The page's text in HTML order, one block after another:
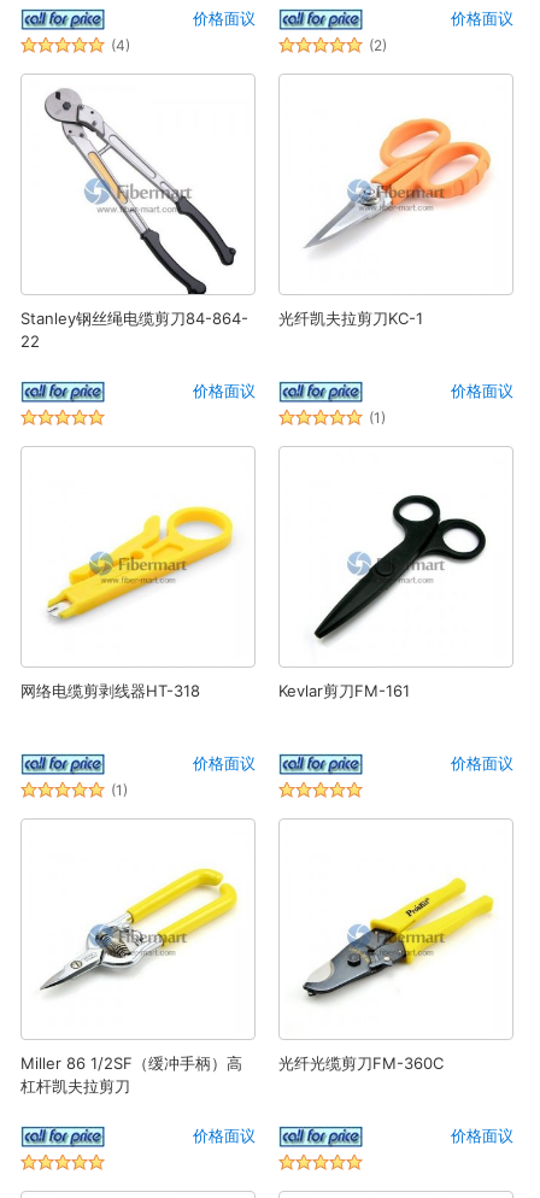
价格面议
(4)
价格面议
(2)
Stanley钢丝绳电缆剪刀84-864-
22
价格面议
光纤凯夫拉剪刀KC-1
价格面议
(1)
网络电缆剪剥线器HT-318
价格面议
(1)
Kevlar剪刀FM-161
价格面议
Miller 86 1/2SF（缓冲手柄）高
杠杆凯夫拉剪刀
价格面议
光纤光缆剪刀FM-360C
价格面议